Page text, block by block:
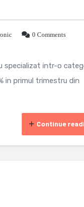
0 Comments
specializat intr-o
in primul trimestru din
Continue